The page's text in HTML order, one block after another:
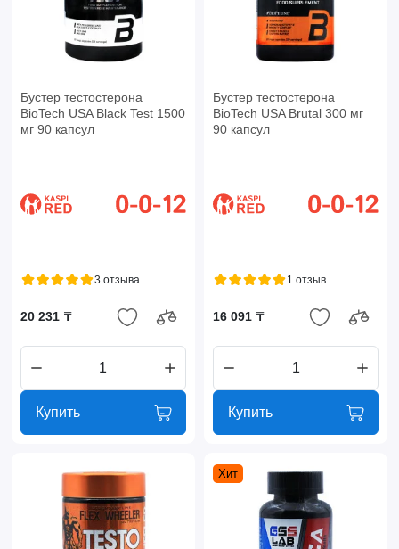
Бустер тестостерона
BioTech USA Black Test 1500
мг 90 капсул
3 отзыва
20 231 ₸
Купить
Бустер тестостерона
BioTech USA Brutal 300 мг
90 капсул
1 отзыв
16 091 ₸
Купить
Хит